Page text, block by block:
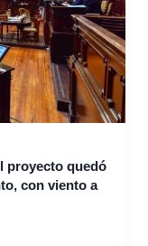
proyecto quedó
con viento a